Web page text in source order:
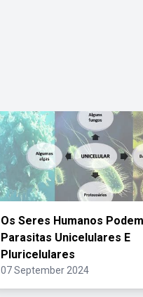
Os Seres Humanos
Parasitas Unicelulares E
Pluricelulares
07 September 2024